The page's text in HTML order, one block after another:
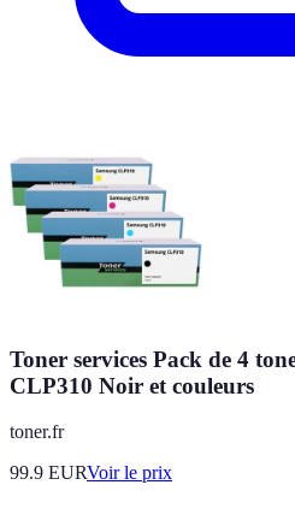
Toner services Pack de 4
CLP310 Noir et couleurs
toner.fr
99.9 EURVoir le prix